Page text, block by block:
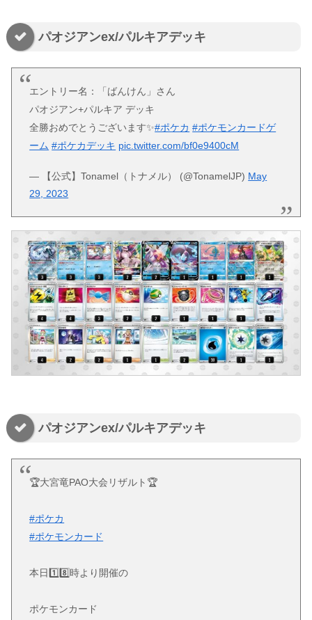
パオジアンex/パルキアデッキ
エントリー名：「ばんけん」さん
パオジアン+パルキア デッキ
全勝おめでとうございます✨#ポケカ #ポケモンカードゲ
ーム #ポケカデッキ pic.twitter.com/bf0e9400cM
— 【公式】Tonamel（トナメル） (@TonamelJP) May
29, 2023
パオジアンex/パルキアデッキ
🏆大宮竜PAO大会リザルト🏆
#ポケカ
#ポケモンカード
本日1️⃣8️⃣時より開催の
ポケモンカード